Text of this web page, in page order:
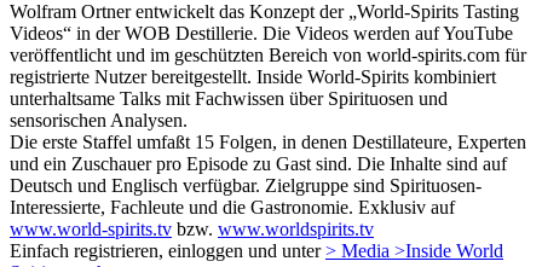
Wolfram Ortner entwickelt das Konzept der „World-Spirits Tasting
Videos“ in der WOB Destillerie. Die Videos werden auf YouTube
veröffentlicht und im geschützten Bereich von world-spirits.com für
registrierte Nutzer bereitgestellt. Inside World-Spirits kombiniert
unterhaltsame Talks mit Fachwissen über Spirituosen und
sensorischen Analysen.
Die erste Staffel umfaßt 15 Folgen, in denen Destillateure, Experten
und ein Zuschauer pro Episode zu Gast sind. Die Inhalte sind auf
Deutsch und Englisch verfügbar. Zielgruppe sind Spirituosen-
Interessierte, Fachleute und die Gastronomie. Exklusiv auf
www.world-spirits.tv bzw. www.worldspirits.tv
Einfach registrieren, einloggen und unter> Media >Inside World